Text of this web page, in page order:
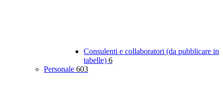
Consulenti e collaboratori (da pubblicare in
tabelle) 6
Personale 603